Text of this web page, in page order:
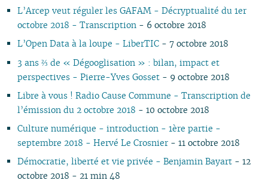
04
03
02
08
07
06
04
03
02
01
08
07
06
04
03
02
01
08
07
06
04
03
02
01
08
07
06
04
03
02
01
08
07
06
04
03
02
01
08
07
06
04
03
02
01
08
06
03
02
09
07
04
03
10
09
08
06
05
04
03
02
10
09
08
04
03
02
09
08
04
09
08
07
04
03
01
10
09
08
05
04
03
10
09
08
06
05
04
03
02
01
10
01
L’Arcep veut réguler les GAFAM - Décryptualité du 1er
octobre 2018 - Transcription- 6 octobre 2018
L’Open Data à la loupe - LiberTIC- 7 octobre 2018
3 ans ⅔ de « Dégooglisation » : bilan, impact et
perspectives - Pierre-Yves Gosset- 9 octobre 2018
Libre à vous ! Radio Cause Commune - Transcription de
l’émission du 2 octobre 2018 - 10 octobre 2018
Culture numérique - introduction - 1ère partie -
septembre 2018 - Hervé Le Crosnier- 11 octobre 2018
Démocratie, liberté et vie privée - Benjamin Bayart- 12
octobre 2018 - 21 min 48